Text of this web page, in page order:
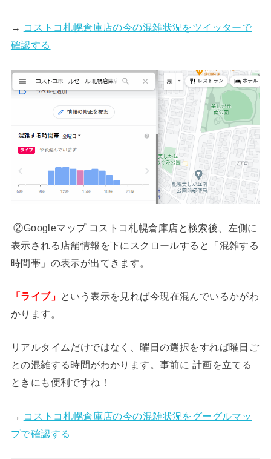
→ コストコ札幌倉庫店の今の混雑状況をツイッターで
確認する
②Googleマップ コストコ札幌倉庫店と検索後、左側に
表示される店舗情報を下にスクロールすると「混雑する
時間帯」の表示が出てきます。
「ライブ」 という表示を見れば今現在混んでいるかがわ
かります。
リアルタイムだけではなく、曜日の選択をすれば曜日ご
との混雑する時間がわかります。事前に 計画を立てる
ときにも便利ですね！
→ コストコ札幌倉庫店の今の混雑状況をグーグルマッ
プで確認する